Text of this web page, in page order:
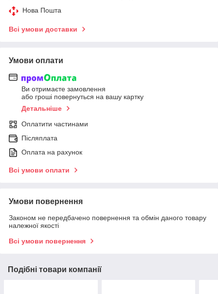
Нова Пошта
Всі умови доставки
Умови оплати
Ви отримаєте замовлення
або гроші повернуться на вашу картку
Детальніше
Оплатити частинами
Післяплата
Оплата на рахунок
Всі умови оплати
Умови повернення
Законом не передбачено повернення та обмін даного товару
належної якості
Всі умови повернення
Подібні товари компанії